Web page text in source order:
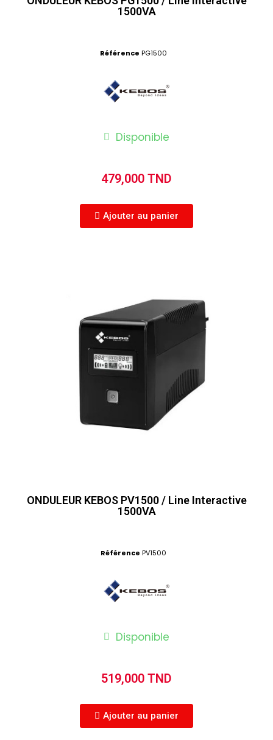
1500VA
Référence PG1500
Disponible
479,000 TND
Ajouter au panier
ONDULEUR KEBOS PV1500 / Line Interactive
1500VA
Référence PV1500
Disponible
519,000 TND
Ajouter au panier